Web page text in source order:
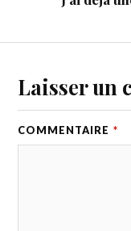
Laisser un
COMMENTAIRE *